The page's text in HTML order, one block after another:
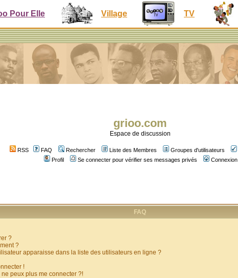
Pour Elle Village TV
grioo.com
Espace de discussion
RSS FAQ Rechercher Liste des Membres Groupes d'utilisateurs
Profil
Se connecter pour vérifier ses messages privés Connexion
FAQ
?
?
apparaisse dans la liste des utilisateurs en ligne ?
!
peux plus me connecter ?!